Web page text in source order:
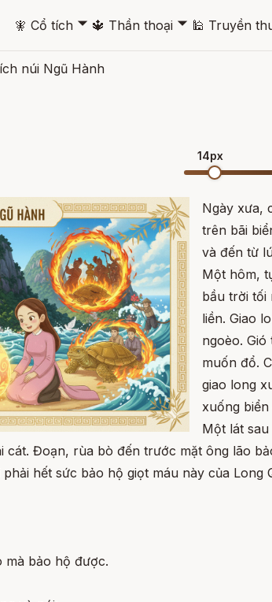
🧚 Cổ tích 🞃 🔱 Thần thoại 🞃 🕌 Truyền
núi Ngũ Hành
14px
Ngày xưa,
trên bãi
và đến từ
Một hôm,
bầu trời tối
liền. Giao
ngoèo.
muốn đổ.
giao long
xuống biển
Một lát
cát. Đoạn, rùa bò đến trước mặt ông lão
hết sức bảo hộ giọt máu này của Long
mà bảo hộ được.